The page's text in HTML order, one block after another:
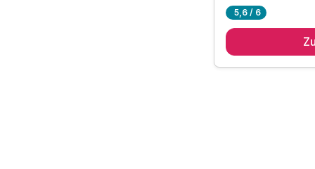
2 x reichhaltiges
inkl. 1 Fl. Quin
5,6 / 6